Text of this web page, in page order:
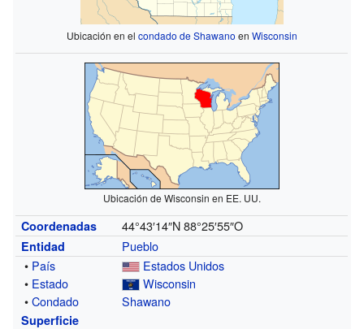
Ubicación en el condado de Shawano en Wisconsin
Ubicación de Wisconsin en EE. UU.
Coordenadas 44°43′14″N 88°25′55″O
Entidad
Pueblo
• País
Estados Unidos
• Estado
Wisconsin
•Condado Shawano
Superficie